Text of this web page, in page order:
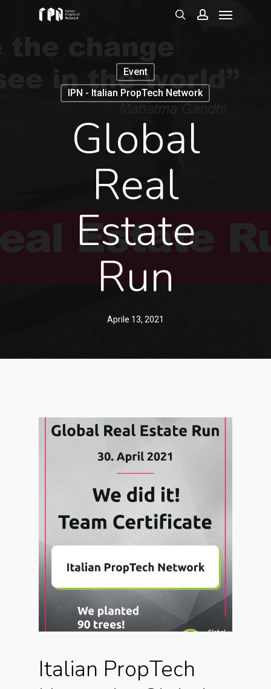
Event
IPN - Italian PropTech Network
Global
Real
Estate
Run
Aprile 13, 2021
Italian PropTech